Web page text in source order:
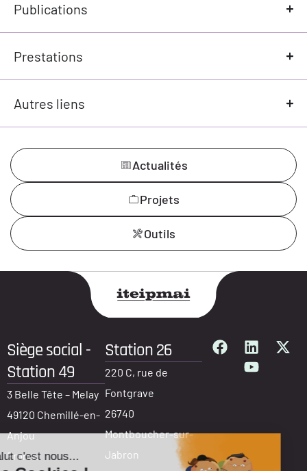
Publications
Prestations
Autres liens
Actualités
Projets
Outils
Siège social -
Station 49
3 Belle Tête – Melay
49120 Chemillé-en-
Anjou
France
Station 26
220 C, rue de
Fontgrave
26740
Montboucher-sur-
Jabron